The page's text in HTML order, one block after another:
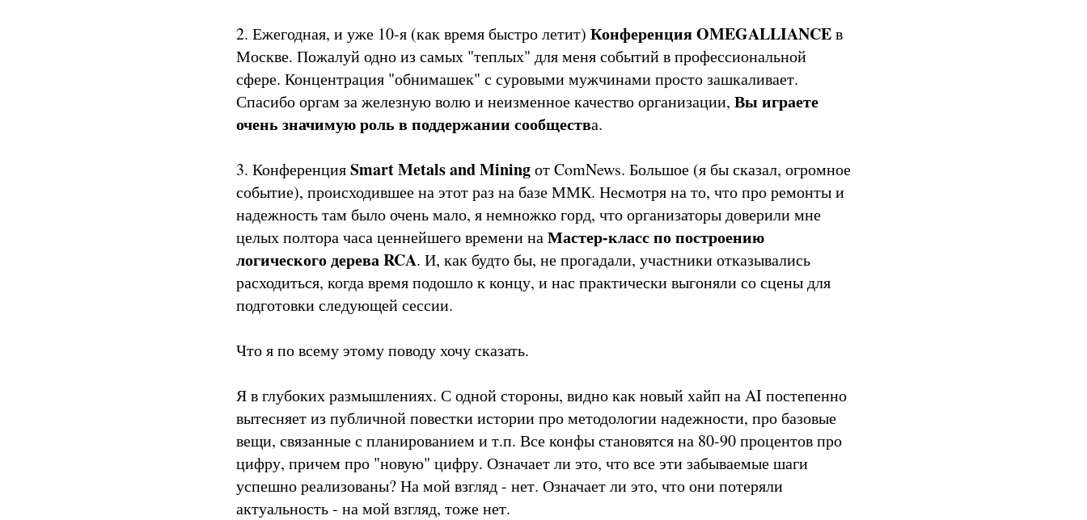
2. Ежегодная, и уже 10-я (как время быстро летит) Конференция OMEGALLIANCEв
Москве. Пожалуй одно из самых "теплых" для меня событий в профессиональной
сфере. Концентрация "обнимашек" с суровыми мужчинами просто зашкаливает.
Спасибо оргам за железную волю и неизменное качество организации, Вы играете
очень значимую роль в поддержании сообщества.
3. КонференцияSmart Metals and Miningот ComNews. Большое (я бы сказал, огромное
событие), происходившее на этот раз на базе ММК. Несмотря на то, что про ремонты и
надежность там было очень мало, я немножко горд, что организаторы доверили мне
целых полтора часа ценнейшего времени наМастер-класс по построению
логического дерева RCA. И, как будто бы, не прогадали, участники отказывались
расходиться, когда время подошло к концу, и нас практически выгоняли со сцены для
подготовки следующей сессии.
Что я по всему этому поводу хочу сказать.
Я в глубоких размышлениях. С одной стороны, видно как новый хайп на AI постепенно
вытесняет из публичной повестки истории про методологии надежности, про базовые
вещи, связанные с планированием и т.п. Все конфы становятся на 80-90 процентов про
цифру, причем про "новую" цифру. Означает ли это, что все эти забываемые шаги
успешно реализованы? На мой взгляд - нет. Означает ли это, что они потеряли
актуальность - на мой взгляд, тоже нет.